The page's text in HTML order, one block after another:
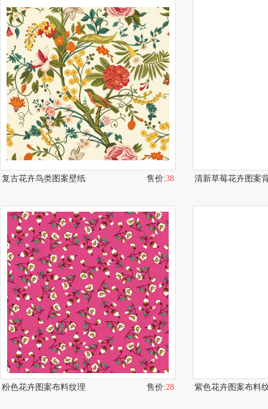
复古花卉鸟类图案壁纸 售价:38 清新草莓花卉图案
粉色花卉图案布料纹理 售价:28 紫色花卉图案布料